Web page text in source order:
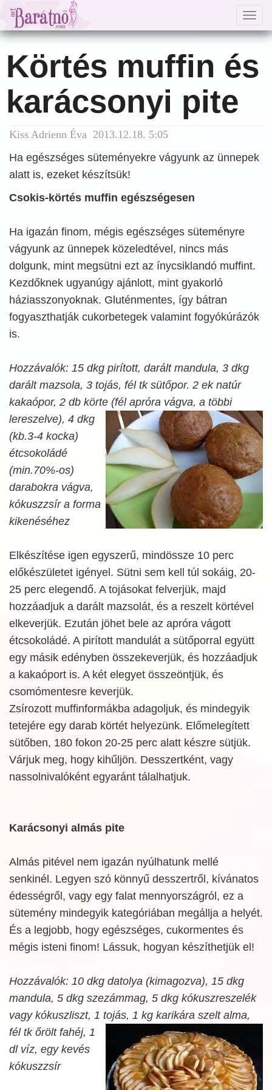
Körtés muffin és
karácsonyi pite
Kiss Adrienn Éva 2013.12.18. 5:05
Ha egészséges süteményekre vágyunk az ünnepek
alatt is, ezeket készítsük!
Csokis-körtés muffin egészségesen
Ha igazán finom, mégis egészséges süteményre
vágyunk az ünnepek közeledtével, nincs más
dolgunk, mint megsütni ezt az ínycsiklandó muffint.
Kezdőknek ugyanúgy ajánlott, mint gyakorló
háziasszonyoknak. Gluténmentes, így bátran
fogyaszthatják cukorbetegek valamint fogyókúrázók
is.
Hozzávalók: 15 dkg pirított, darált mandula, 3 dkg
darált mazsola, 3 tojás, fél tk sütőpor. 2 ek natúr
kakaópor, 2 db körte (fél apróra vágva, a többi
lereszelve), 4 dkg
(kb.3-4 kocka)
étcsokoládé
(min.70%-os)
darabokra vágva,
kókuszzsír a forma
kikenéséhez
Elkészítése igen egyszerű, mindössze 10 perc
előkészületet igényel. Sütni sem kell túl sokáig, 20-
25 perc elegendő. A tojásokat felverjük, majd
hozzáadjuk a darált mazsolát, és a reszelt körtével
elkeverjük. Ezután jöhet bele az apróra vágott
étcsokoládé. A pirított mandulát a sütőporral együtt
egy másik edényben összekeverjük, és hozzáadjuk
a kakaóport is. A két elegyet összeöntjük, és
csomómentesre keverjük.
Zsírozott muffinformákba adagoljuk, és mindegyik
tetejére egy darab körtét helyezünk. Előmelegített
sütőben, 180 fokon 20-25 perc alatt készre sütjük.
Várjuk meg, hogy kihűljön. Desszertként, vagy
nassolnivalóként egyaránt tálalhatjuk.
Karácsonyi almás pite
Almás pitével nem igazán nyúlhatunk mellé
senkinél. Legyen szó könnyű desszertről, kívánatos
édességről, vagy egy falat mennyországról, ez a
sütemény mindegyik kategóriában megállja a helyét.
És a legjobb, hogy egészséges, cukormentes és
mégis isteni finom! Lássuk, hogyan készíthetjük el!
Hozzávalók: 10 dkg datolya (kimagozva), 15 dkg
mandula, 5 dkg szezámmag, 5 dkg kókuszreszelék
vagy kókuszliszt, 1 tojás, 1 kg karikára szelt alma,
fél tk őrölt fahéj, 1
dl víz, egy kevés
kókuszzsír